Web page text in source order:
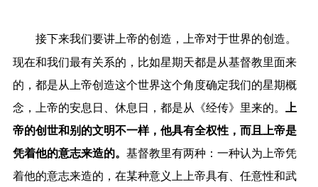
接下来我们要讲上帝的创造，上帝对于世界的创造。
现在和我们最有关系的，比如星期天都是从基督教里面来
的，都是从上帝创造这个世界这个角度确定我们的星期概
念，上帝的安息日、休息日，都是从《经传》里来的。
上
帝的创世和别的文明不一样，他具有全权性，而且上帝是
凭着他的意志来造的。 基督教里有两种：一种认为上帝凭
着他的意志来造的，在某种意义上上帝具有、任意性和武